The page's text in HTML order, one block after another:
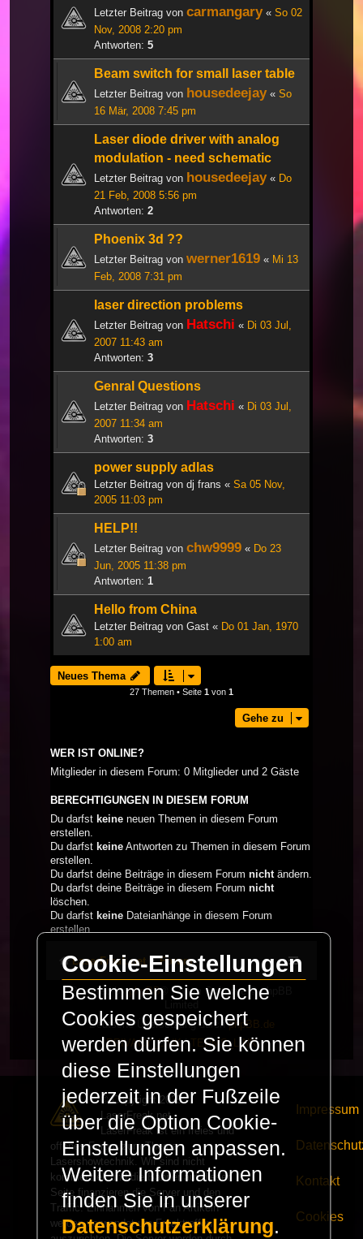
Letzter Beitrag von carmangary« So 02
Nov, 2008 2:20 pm
Antworten: 5
Beam switch for small laser table
Letzter Beitrag von housedeejay« So
16 Mär, 2008 7:45 pm
Laser diode driver with analog
modulation - need schematic
Letzter Beitrag von housedeejay« Do
21 Feb, 2008 5:56 pm
Antworten: 2
Phoenix 3d ??
Letzter Beitrag von werner1619 « Mi 13
Feb, 2008 7:31 pm
laser direction problems
Letzter Beitrag von Hatschi « Di 03 Jul,
2007 11:43 am
Antworten: 3
Genral Questions
Letzter Beitrag von Hatschi « Di 03 Jul,
2007 11:34 am
Antworten: 3
power supply adlas
Letzter Beitrag von dj frans « Sa 05 Nov,
2005 11:03 pm
HELP!!
Letzter Beitrag von chw9999 « Do 23
Jun, 2005 11:38 pm
Antworten: 1
Hello from China
Letzter Beitrag von Gast « Do 01 Jan, 1970
1:00 am
Neues Thema
27 Themen • Seite 1 von 1
Gehe zu
WER IST ONLINE?
Mitglieder in diesem Forum: 0 Mitglieder und 2 Gäste
BERECHTIGUNGEN IN DIESEM FORUM
Du darfst keine neuen Themen in diesem Forum
erstellen.
Du darfst keine Antworten zu Themen in diesem Forum
erstellen.
Du darfst deine Beiträge in diesem Forum nicht ändern.
Du darfst deine Beiträge in diesem Forum nicht
löschen.
Du darfst keine Dateianhänge in diesem Forum
erstellen.
LaserFreak.net Forum
Powered byphpBB® Forum Software © phpBB
Deutsche Übersetzung durchphpBB.de
PRIVACY_LINK|TERMS_LINK
© Copyright 2025 -
LaserFreak.net
LaserFreak ist ein freies und
offenes Forum zum Thema
Lasershowtechnik. Wir sind nicht
kommerziell und die Banner auf dieser
Seite finanzieren die Server und den
Traffic. Einnahmen von Fan Artikeln
werden verwendet um Freaktreffen
Impressum
Kontakt
Cookies
Cookie-Einstellungen
Bestimmen Sie welche
Cookies gespeichert
werden dürfen. Sie können
diese Einstellungen
jederzeit in der Fußzeile
über die Option Cookie-
Einstellungen anpassen.
Weitere Informationen
finden Sie in unserer
Datenschutzerklärung.